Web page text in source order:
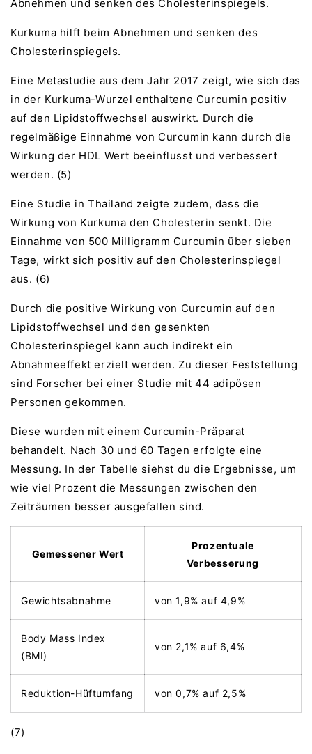
Abnehmen und senken des Cholesterinspiegels.
Kurkuma hilft beim Abnehmen und senken des
Cholesterinspiegels.
Eine Metastudie aus dem Jahr 2017 zeigt, wie sich das
in der Kurkuma-Wurzel enthaltene Curcumin positiv
auf den Lipidstoffwechsel auswirkt. Durch die
regelmäßige Einnahme von Curcumin kann durch die
Wirkung der HDL Wert beeinflusst und verbessert
werden. (5)
Eine Studie in Thailand zeigte zudem, dass die
Wirkung von Kurkuma den Cholesterin senkt. Die
Einnahme von 500 Milligramm Curcumin über sieben
Tage, wirkt sich positiv auf den Cholesterinspiegel
aus. (6)
Durch die positive Wirkung von Curcumin auf den
Lipidstoffwechsel und den gesenkten
Cholesterinspiegel kann auch indirekt ein
Abnahmeeffekt erzielt werden. Zu dieser Feststellung
sind Forscher bei einer Studie mit 44 adipösen
Personen gekommen.
Diese wurden mit einem Curcumin-Präparat
behandelt. Nach 30 und 60 Tagen erfolgte eine
Messung. In der Tabelle siehst du die Ergebnisse, um
wie viel Prozent die Messungen zwischen den
Zeiträumen besser ausgefallen sind.
Gemessener Wert
Prozentuale
Verbesserung
Gewichtsabnahme von 1,9% auf 4,9%
Body Mass Index
(BMI)
von 2,1% auf 6,4%
Reduktion-Hüftumfang von 0,7% auf 2,5%
(7)